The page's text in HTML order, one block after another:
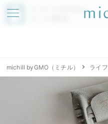
アプリでmichillが
michill byGMO（ミチル） ライ